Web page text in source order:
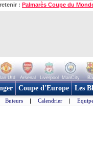
: Palmarès Coupe du
Utd Arsenal Liverpool ManCity
Coupe d'Europe Les
Buteurs | Calendrier |